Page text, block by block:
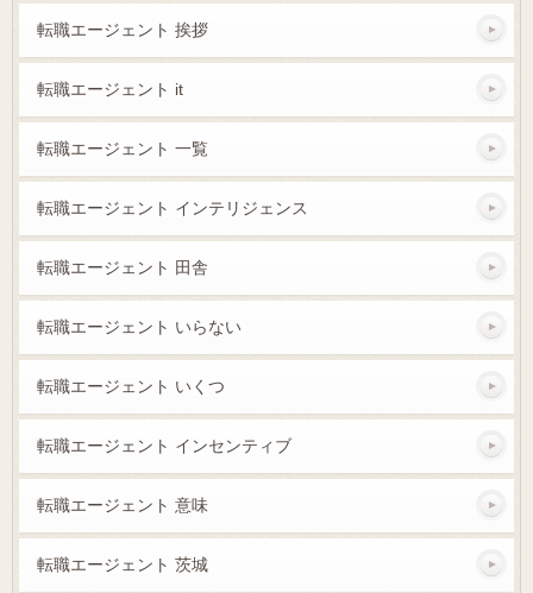
転職エージェント 挨拶
転職エージェント it
転職エージェント 一覧
転職エージェント インテリジェンス
転職エージェント 田舎
転職エージェント いらない
転職エージェント いくつ
転職エージェント インセンティブ
転職エージェント 意味
転職エージェント 茨城